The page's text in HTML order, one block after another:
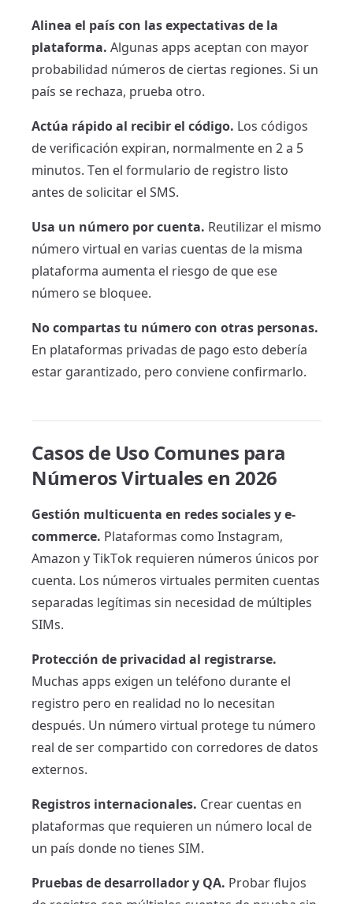
Alinea el país con las expectativas de la
plataforma. Algunas apps aceptan con mayor
probabilidad números de ciertas regiones. Si un
país se rechaza, prueba otro.
Actúa rápido al recibir el código. Los códigos
de verificación expiran, normalmente en 2 a 5
minutos. Ten el formulario de registro listo
antes de solicitar el SMS.
Usa un número por cuenta. Reutilizar el mismo
número virtual en varias cuentas de la misma
plataforma aumenta el riesgo de que ese
número se bloquee.
No compartas tu número con otras personas.
En plataformas privadas de pago esto debería
estar garantizado, pero conviene confirmarlo.
Casos de Uso Comunes para
Números Virtuales en 2026
Gestión multicuenta en redes sociales y e-
commerce. Plataformas como Instagram,
Amazon y TikTok requieren números únicos por
cuenta. Los números virtuales permiten cuentas
separadas legítimas sin necesidad de múltiples
SIMs.
Protección de privacidad al registrarse.
Muchas apps exigen un teléfono durante el
registro pero en realidad no lo necesitan
después. Un número virtual protege tu número
real de ser compartido con corredores de datos
externos.
Registros internacionales. Crear cuentas en
plataformas que requieren un número local de
un país donde no tienes SIM.
Pruebas de desarrollador y QA. Probar flujos